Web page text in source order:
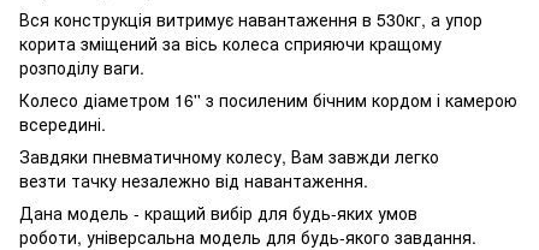
Вся конструкція витримує навантаження в 530кг, а упор
корита зміщений за вісь колеса сприяючи кращому
розподілу ваги.
Колесо діаметром 16'' з посиленим бічним кордом і камерою
всередині.
Завдяки пневматичному колесу, Вам завжди легко
везти тачку незалежно від навантаження.
Дана модель - кращий вибір для будь-яких умов
роботи, універсальна модель для будь-якого завдання.